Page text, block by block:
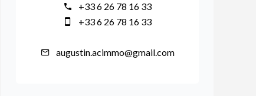
+33 6 26 78 16 33
+33 6 26 78 16 33
augustin.acimmo@gmail.com